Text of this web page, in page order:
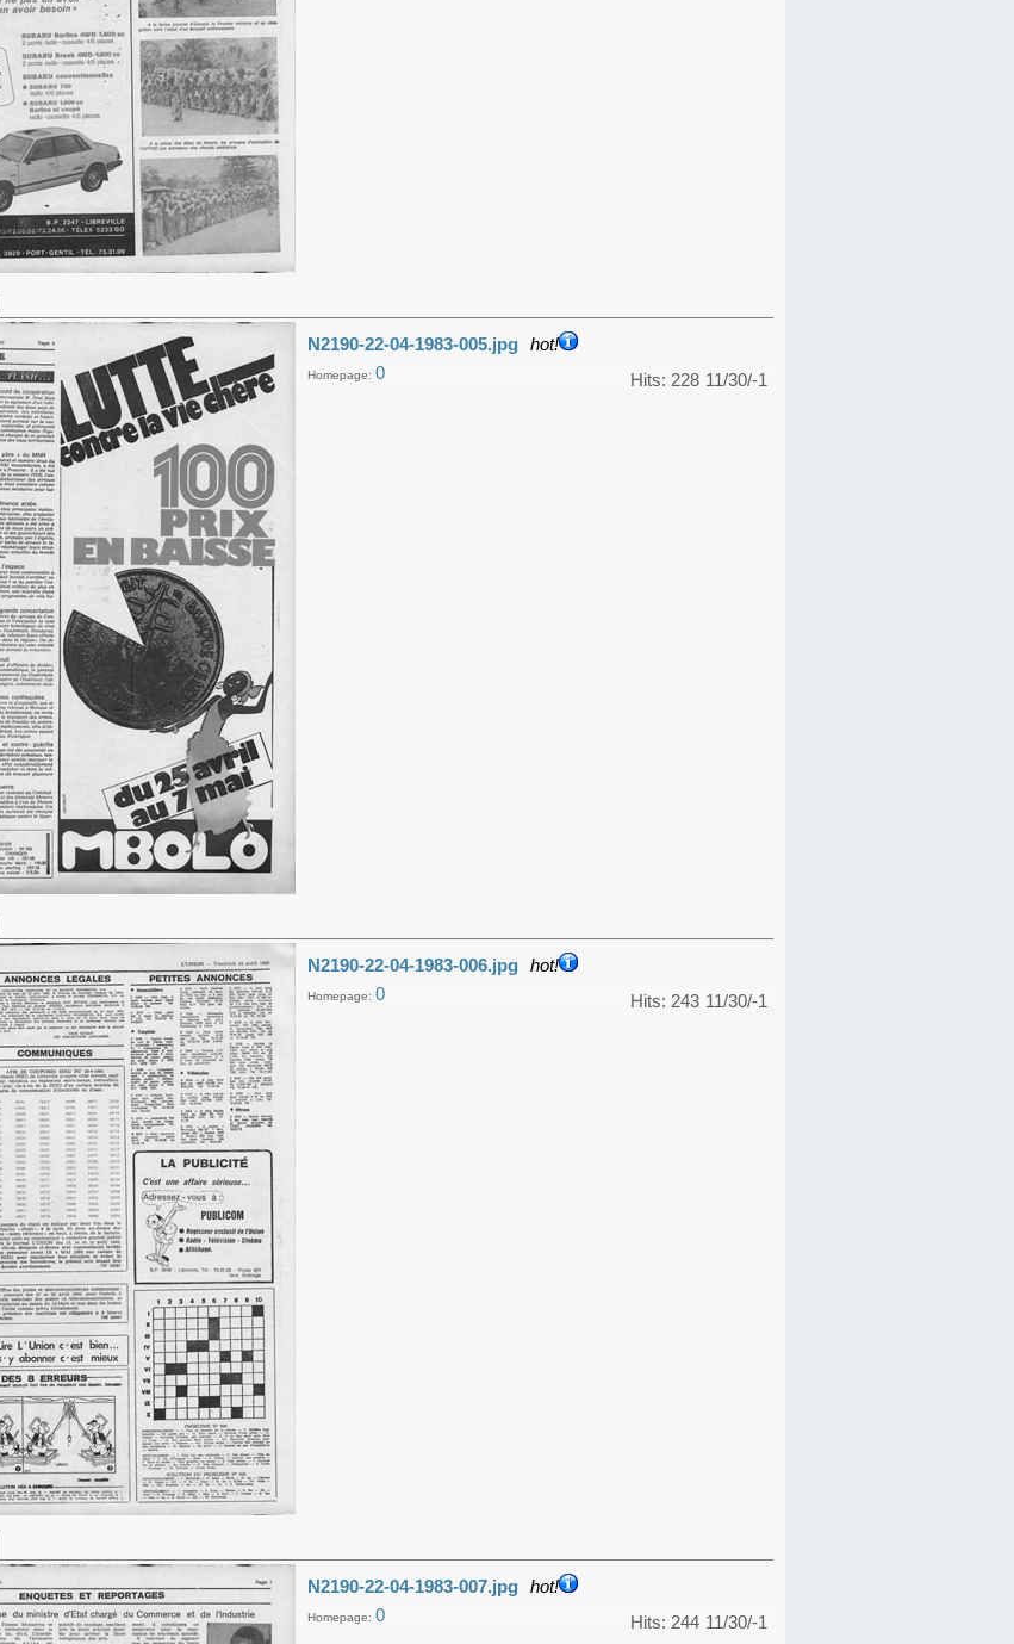
N2190-22-04-1983-005.jpg hot!
11/30/-1
Hits: 228
Homepage: 0
N2190-22-04-1983-006.jpg hot!
11/30/-1
Hits: 243
Homepage: 0
N2190-22-04-1983-007.jpg hot!
11/30/-1
Hits: 244
Homepage: 0